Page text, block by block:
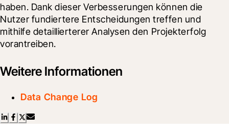
haben. Dank dieser Verbesserungen können die
Nutzer fundiertere Entscheidungen treffen und
mithilfe detaillierterer Analysen den Projekterfolg
vorantreiben.
Weitere Informationen
Data Change Log